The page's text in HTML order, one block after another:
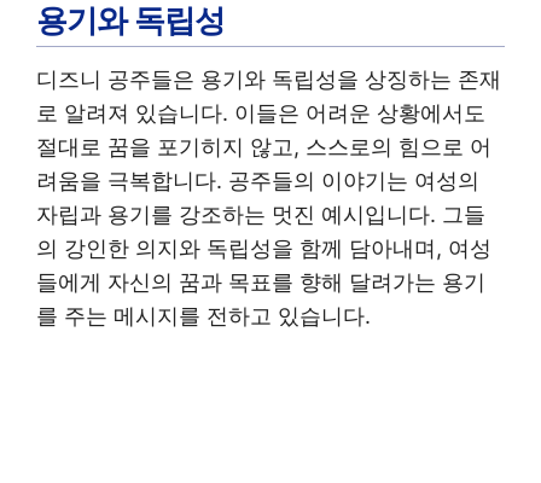
용기와 독립성
디즈니 공주들은 용기와 독립성을 상징하는 존재
로 알려져 있습니다. 이들은 어려운 상황에서도
절대로 꿈을 포기히지 않고, 스스로의 힘으로 어
려움을 극복합니다. 공주들의 이야기는 여성의
자립과 용기를 강조하는 멋진 예시입니다. 그들
의 강인한 의지와 독립성을 함께 담아내며, 여성
들에게 자신의 꿈과 목표를 향해 달려가는 용기
를 주는 메시지를 전하고 있습니다.